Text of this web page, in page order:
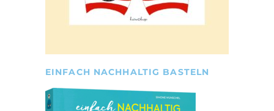
EINFACH NACHHALTIG BASTELN